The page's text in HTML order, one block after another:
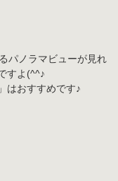
パノラマビューが見れ
すよ(^^♪
はおすすめです♪